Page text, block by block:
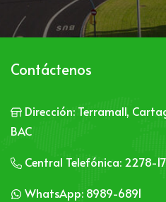
Contáctenos
Dirección: Terramall,
BAC
Central Telefónica: 2278-
WhatsApp: 8989-6891